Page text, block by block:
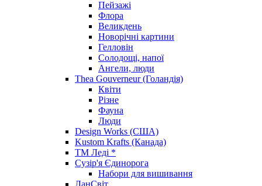
Пейзажі
Флора
Великдень
Новорічні картини
Гелловін
Солодощі, напої
Ангели, люди
Thea Gouverneur (Голандія)
Квіти
Різне
Фауна
Люди
Design Works (США)
Kustom Krafts (Канада)
ТМ Леді *
Сузір'я Єдинорога
Набори для вишивання
ЛанСвіт